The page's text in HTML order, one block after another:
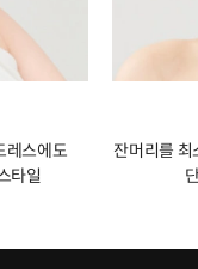
레스에도
타일
잔머리를